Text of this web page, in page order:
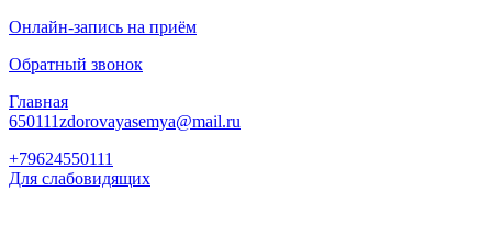
Онлайн-запись на приём
Обратный звонок
Главная
650111zdorovayasemya@mail.ru
+79624550111
Для слабовидящих